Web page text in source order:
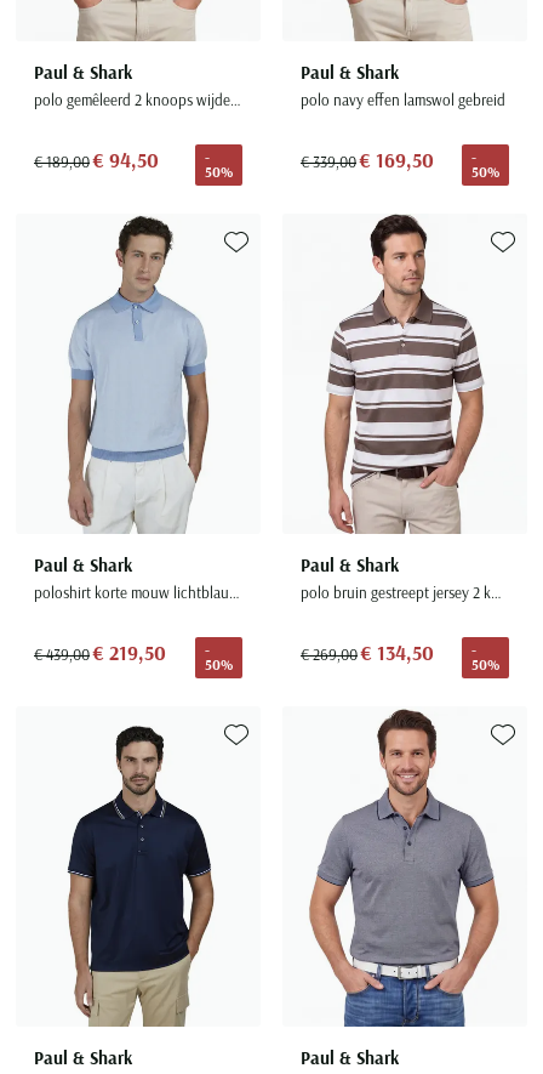
Paul & Shark
polo gemêleerd 2 knoops wijde fit
€ 189,00€ 94,50
-
50%
Paul & Shark
polo navy effen lamswol gebreid
€ 339,00€ 169,50
-
50%
Paul & Shark
poloshirt korte mouw lichtblauw 2 knoops
€ 439,00€ 219,50
-
50%
Toevoegen aan favorieten
Paul & Shark
polo bruin gestreept jersey 2 knoops
€ 269,00€ 134,50
-
50%
Paul & Shark
Toevoegen aan favorieten
Paul & Shark